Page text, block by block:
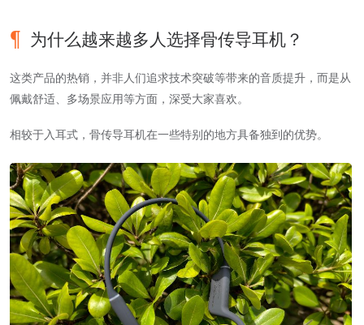
为什么越来越多人选择骨传导耳机？
这类产品的热销，并非人们追求技术突破等带来的音质提升，而是从
佩戴舒适、多场景应用等方面，深受大家喜欢。
相较于入耳式，骨传导耳机在一些特别的地方具备独到的优势。